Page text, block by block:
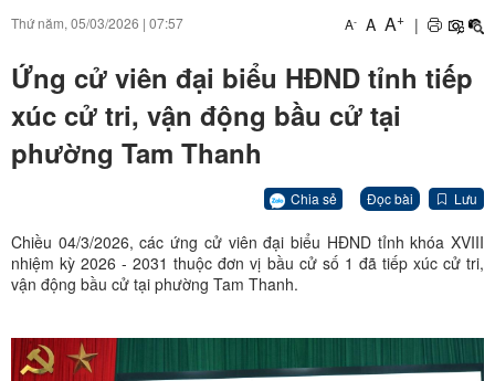
Thứ năm, 05/03/2026 | 07:57 A- A A+ |
Ứng cử viên đại biểu HĐND tỉnh tiếp
xúc cử tri, vận động bầu cử tại
phường Tam Thanh
Chia sẻ Đọc bài Lưu
Chiều 04/3/2026, các ứng cử viên đại biểu HĐND tỉnh khóa XVIII
nhiệm kỳ 2026 - 2031 thuộc đơn vị bầu cử số 1 đã tiếp xúc cử tri,
vận động bầu cử tại phường Tam Thanh.